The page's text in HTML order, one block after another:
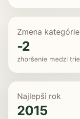
Zmena
-2
zhoršenie medzi
Najlepší rok
2015